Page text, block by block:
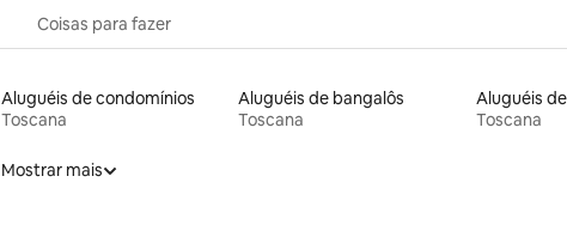
Coisas para fazer
Aluguéis de condomínios
Toscana
Aluguéis de bangalôs
Toscana
Aluguéis
Toscana
Mostrar mais